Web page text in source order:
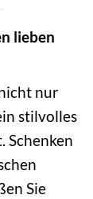
lieben
nur
stilvolles
Schenken
Sie